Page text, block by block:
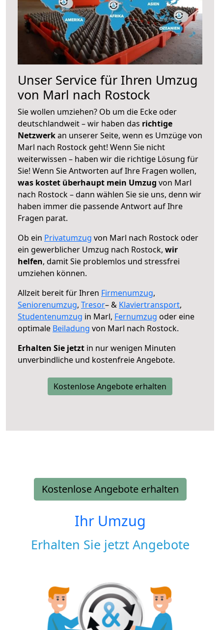
Unser Service für Ihren Umzug
von Marl nach Rostock
Sie wollen umziehen? Ob um die Ecke oder
deutschlandweit – wir haben das richtige
Netzwerkan unserer Seite, wenn es Umzüge von
Marl nach Rostock geht! Wenn Sie nicht
weiterwissen – haben wir die richtige Lösung für
Sie! Wenn Sie Antworten auf Ihre Fragen wollen,
was kostet überhaupt mein Umzug von Marl
nach Rostock – dann wählen Sie sie uns, denn wir
haben immer die passende Antwort auf Ihre
Fragen parat.
Ob ein Privatumzug von Marl nach Rostock oder
ein gewerblicher Umzug nach Rostock, wir
helfen, damit Sie problemlos und stressfrei
umziehen können.
Allzeit bereit für Ihren Firmenumzug,
Seniorenumzug, Tresor– & Klaviertransport,
Studentenumzug in Marl, Fernumzug oder eine
optimale Beiladung von Marl nach Rostock.
Erhalten Sie jetzt in nur wenigen Minuten
unverbindliche und kostenfreie Angebote.
Kostenlose Angebote erhalten
Kostenlose Angebote erhalten
Ihr Umzug
Erhalten Sie jetzt Angebote